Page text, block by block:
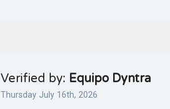
Verified by: Equipo Dyntra
Thursday July 16th, 2026